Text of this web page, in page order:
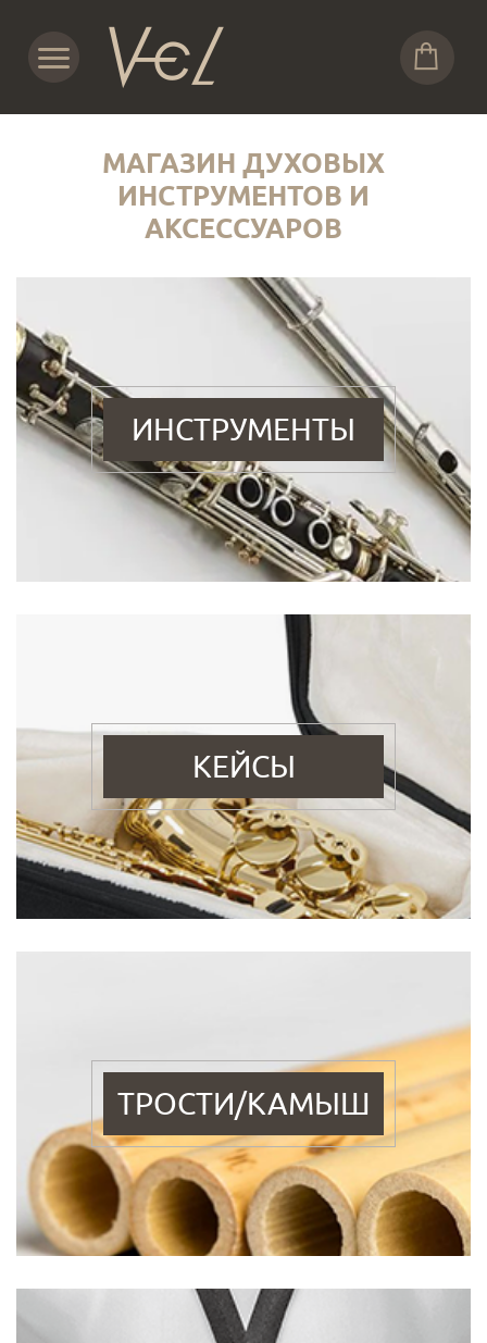
МАГАЗИН ДУХОВЫХ
ИНСТРУМЕНТОВ И
АКСЕССУАРОВ
ИНСТРУМЕНТЫ
КЕЙСЫ
ТРОСТИ/КАМЫШ